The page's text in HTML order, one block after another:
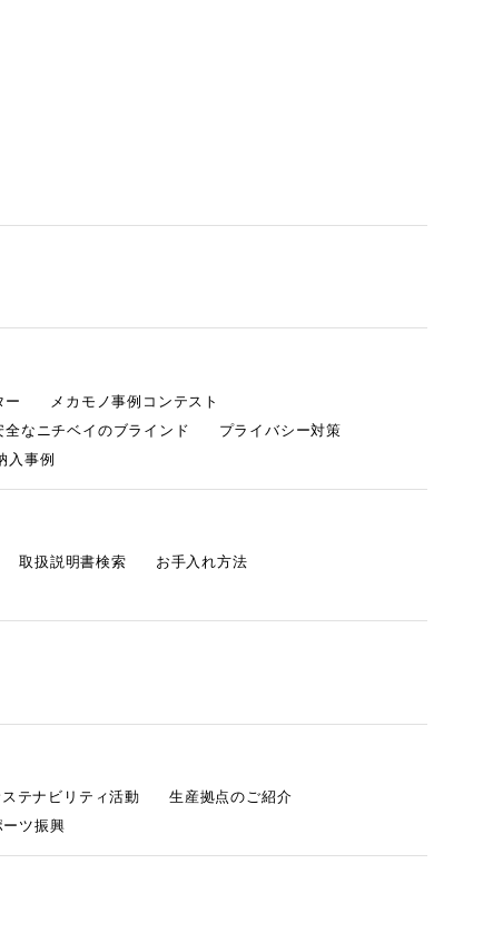
ー
メカモノ事例コンテスト
全なニチベイのブラインド
プライバシー対策
入事例
取扱説明書検索
お手入れ方法
テナビリティ活動
生産拠点のご紹介
ーツ振興